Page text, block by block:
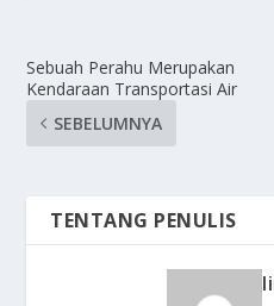
Sebuah Perahu Merupakan
Kendaraan Transportasi Air
SEBELUMNYA
TENTANG PENULIS